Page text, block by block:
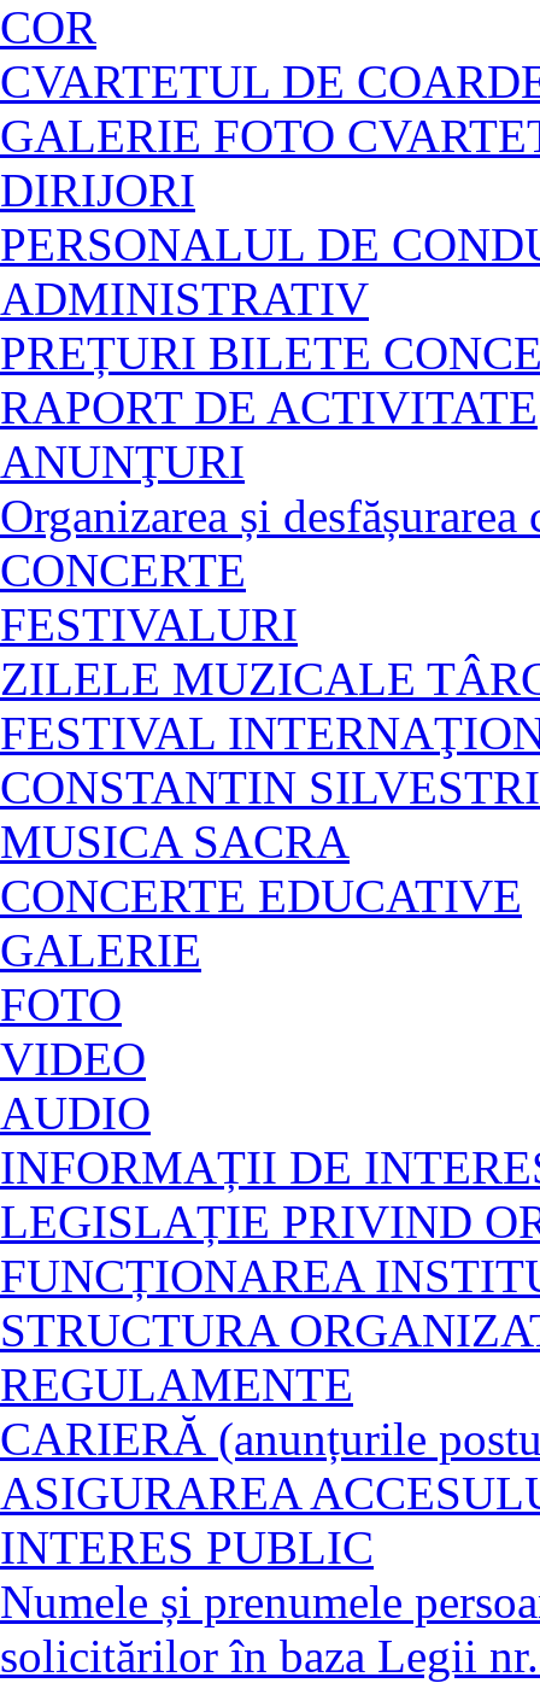
COR
CVARTETUL DE
GALERIE FOTO
DIRIJORI
PERSONALUL DE
ADMINISTRATIV
PREȚURI BILETE
RAPORT DE ACTIVITATE
ANUNŢURI
Organizarea și
CONCERTE
FESTIVALURI
ZILELE MUZICALE
FESTIVAL
CONSTANTIN
MUSICA SACRA
CONCERTE EDUCATIVE
GALERIE
FOTO
VIDEO
AUDIO
INFORMAȚII DE
LEGISLAȚIE PRIVIND
FUNCȚIONAREA
STRUCTURA
REGULAMENTE
CARIERĂ (anunțurile
ASIGURAREA
INTERES PUBLIC
Numele și prenumele
solicitărilor în baza Legii